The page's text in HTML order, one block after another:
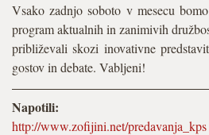
Vsako zadnjo soboto v mesecu
program aktualnih in zanimivih
približevali skozi inovativne
gostov in debate. Vabljeni!
Napotili:
http://www.zofijini.net/predavanja_kps